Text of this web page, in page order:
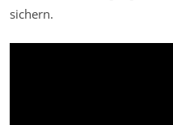
sichern.